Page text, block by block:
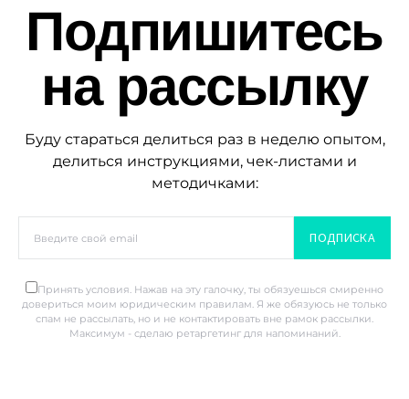
Подпишитесь
на рассылку
Буду стараться делиться раз в неделю опытом,
делиться инструкциями, чек-листами и
методичками:
ПОДПИСКА
Принять условия. Нажав на эту галочку, ты обязуешься смиренно
довериться моим юридическим правилам. Я же обязуюсь не только
спам не рассылать, но и не контактировать вне рамок рассылки.
Максимум - сделаю ретаргетинг для напоминаний.